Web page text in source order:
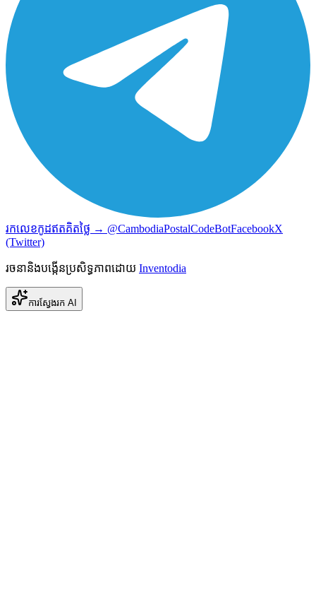
រកលេខកូដឥតគិតថ្លៃ → @CambodiaPostalCodeBotFacebookX
(Twitter)
រចនានិងបង្កើនប្រសិទ្ធភាពដោយ Inventodia
ការស្វែងរក AI